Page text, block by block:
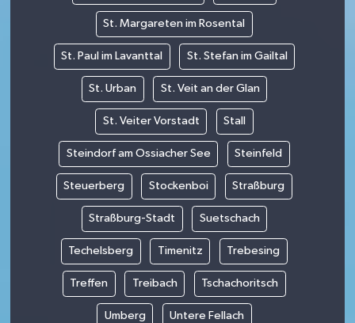
St. Margareten im Rosental
St. Paul im Lavanttal St. Stefan im Gailtal
St. Urban St. Veit an der Glan
St. Veiter Vorstadt Stall
Steindorf am Ossiacher See Steinfeld
Steuerberg Stockenboi Straßburg
Straßburg-Stadt Suetschach
Techelsberg Timenitz Trebesing
Treffen Treibach Tschachoritsch
Umberg Untere Fellach